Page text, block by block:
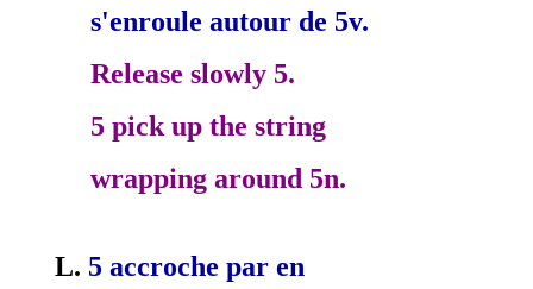
s'enroule autour de 5v.
Release slowly 5.
5 pick up the string
wrapping around 5n.
L. 5 accroche par en­